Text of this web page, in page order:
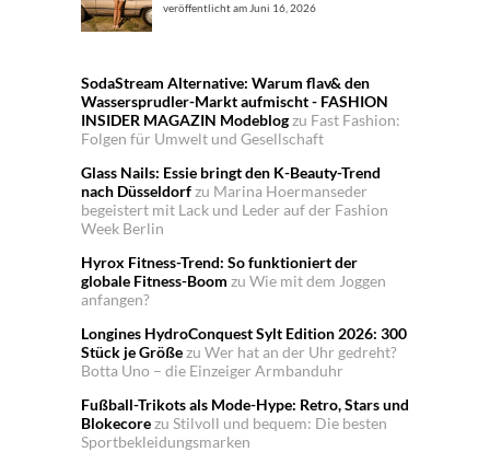
veröffentlicht am Juni 16, 2026
SodaStream Alternative: Warum flav& den
Wassersprudler-Markt aufmischt - FASHION
INSIDER MAGAZIN Modeblogzu Fast Fashion:
Folgen für Umwelt und Gesellschaft
Glass Nails: Essie bringt den K-Beauty-Trend
nach Düsseldorfzu Marina Hoermanseder
begeistert mit Lack und Leder auf der Fashion
Week Berlin
Hyrox Fitness-Trend: So funktioniert der
globale Fitness-Boom zu Wie mit dem Joggen
anfangen?
Longines HydroConquest Sylt Edition 2026: 300
Stück je Größezu Wer hat an der Uhr gedreht?
Botta Uno – die Einzeiger Armbanduhr
Fußball-Trikots als Mode-Hype: Retro, Stars und
Blokecorezu Stilvoll und bequem: Die besten
Sportbekleidungsmarken